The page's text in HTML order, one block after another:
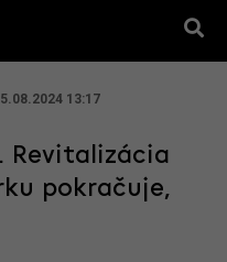
13:17
Revitalizácia
pokračuje,